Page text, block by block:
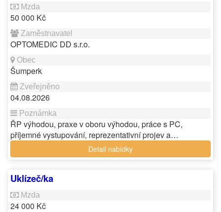
50 000 Kč
OPTOMEDIC DD s.r.o.
Šumperk
04.08.2026
ŘP výhodou, praxe v oboru výhodou, práce s PC,
příjemné vystupování, reprezentativní projev a…
Detail nabídky
Uklízeč/ka
24 000 Kč